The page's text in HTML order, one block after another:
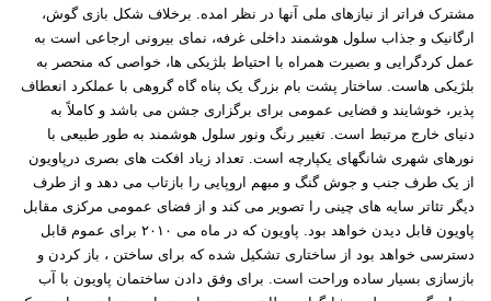
مشترک فراتر از نیازهای ملی آنها در نظر امده. برخلاف شکل بازی گوش،
ارگانیک و جذاب سلول هوشمند داخلی غرفه، نمای بیرونی ارجاعی است به
عمل کردگرایی و بصیرت همراه با احتیاط بلژیکی ها، خواصی که منحصر به
بلژیکی هاست. ساختار پشت بام بزرگ یک پناه گاه گروهی با عملکرد انعطاف
پذیر، خوشایند و فضایی عمومی برای برگزاری جشن می باشد و کاملاً به
دنیای خارج مرتبط است. تغییر رنگ ونور سلول هوشمند به طور طبیعی با
نورهای شهری شانگهای یکپارچه است. تعداد زیاد افکت های بصری درپاویون
از یک طرف جنب و جوش گنگ و مبهم اروپایی را بازتاب می دهد و از طرف
دیگر تئاتر سایه های چینی را تصویر می کند و از فضای عمومی مرکزی مقابل
پاویون قابل دیدن خواهد بود. پاویون که در ماه می ۲۰۱۰ برای عموم قابل
دسترسی خواهد بود از ساختاری تشکیل شده که برای ساختن ، باز کردن و
بازسازی بسیار ساده وراحت است. برای وفق دادن ساختمان پاویون با آب